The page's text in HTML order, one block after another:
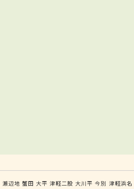
瀬辺地 蟹田 大平 津軽二股 大川平 今別 津軽浜名